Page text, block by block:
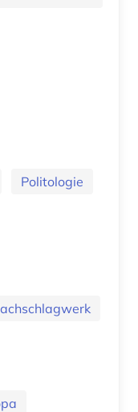
Politologie